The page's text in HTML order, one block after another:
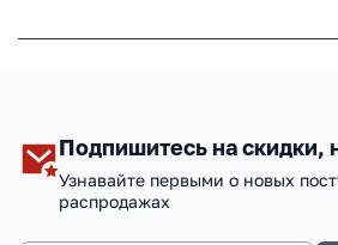
Подпишитесь на скидки,
Узнавайте первыми о новых
распродажах